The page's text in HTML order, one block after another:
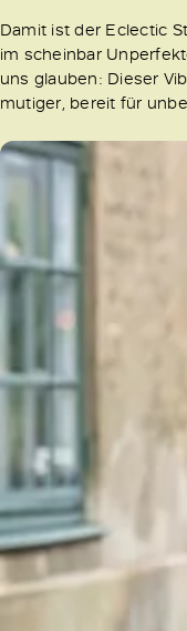
Damit ist der Eclectic
im scheinbar
uns glauben: Dieser
mutiger, bereit für